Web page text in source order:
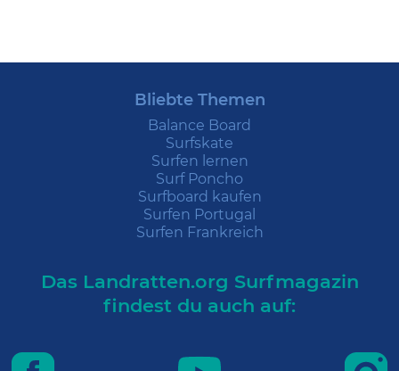
Bliebte Themen
Balance Board
Surfskate
Surfen lernen
Surf Poncho
Surfboard kaufen
Surfen Portugal
Surfen Frankreich
Das Landratten.org Surfmagazin
findest du auch auf: